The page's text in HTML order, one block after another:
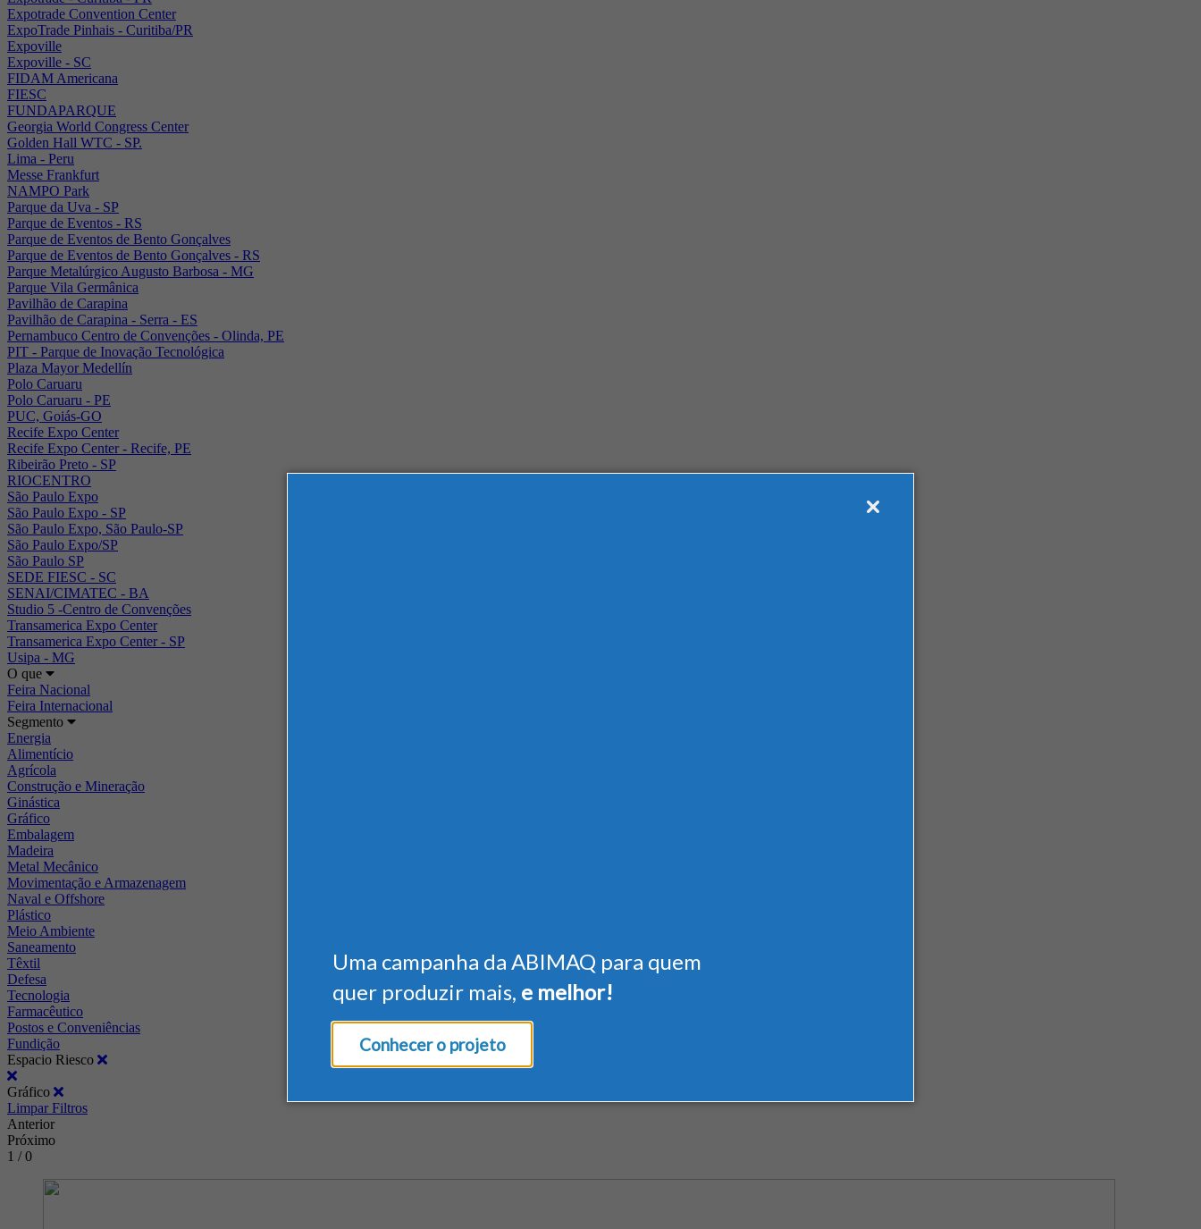
Uma campanha da ABIMAQ para quem
quer produzir mais, e melhor!
Conhecer o projeto
Expotrade Convention Center
ExpoTrade Pinhais - Curitiba/PR
Expoville
Expoville - SC
FIDAM Americana
FIESC
FUNDAPARQUE
Georgia World Congress Center
Golden Hall WTC - SP.
Lima - Peru
Messe Frankfurt
NAMPO Park
Parque da Uva - SP
Parque de Eventos - RS
Parque de Eventos de Bento Gonçalves
Parque de Eventos de Bento Gonçalves - RS
Parque Metalúrgico Augusto Barbosa - MG
Parque Vila Germânica
Pavilhão de Carapina
Pavilhão de Carapina - Serra - ES
Pernambuco Centro de Convenções - Olinda, PE
PIT - Parque de Inovação Tecnológica
Plaza Mayor Medellín
Polo Caruaru
Polo Caruaru - PE
PUC, Goiás-GO
Recife Expo Center
Recife Expo Center - Recife, PE
Ribeirão Preto - SP
RIOCENTRO
São Paulo Expo
São Paulo Expo - SP
São Paulo Expo, São Paulo-SP
São Paulo Expo/SP
São Paulo SP
SEDE FIESC - SC
SENAI/CIMATEC - BA
Studio 5 -Centro de Convenções
Transamerica Expo Center
Transamerica Expo Center - SP
Usipa - MG
O que
Feira Nacional
Feira Internacional
Segmento
Energia
Alimentício
Agrícola
Construção e Mineração
Ginástica
Gráfico
Embalagem
Madeira
Metal Mecânico
Movimentação e Armazenagem
Naval e Offshore
Plástico
Meio Ambiente
Saneamento
Têxtil
Defesa
Tecnologia
Farmacêutico
Postos e Conveniências
Fundição
Espacio Riesco
Gráfico
Limpar Filtros
Anterior
Próximo
1 / 0